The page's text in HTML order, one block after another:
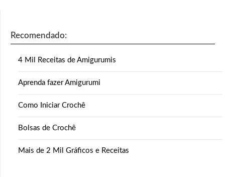
Recomendado:
4 Mil Receitas de Amigurumis
Aprenda fazer Amigurumi
Como Iniciar Crochê
Bolsas de Crochê
Mais de 2 Mil Gráficos e Receitas